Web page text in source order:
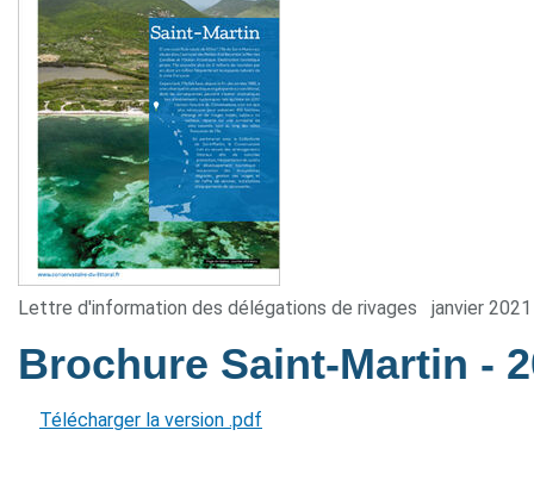
Lettre d'information des délégations de rivages janvier 2021
Brochure Saint-Martin -
Télécharger la version .pdf